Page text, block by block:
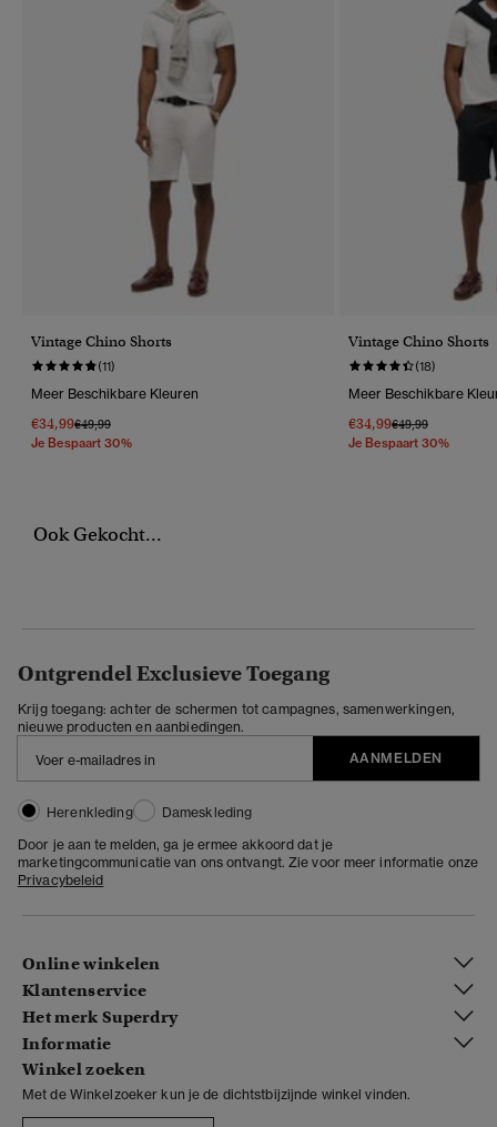
Vintage Chino Shorts
(11)
Meer Beschikbare Kleuren
€34,99Prijs Verlaagd Van
€49,99Naar
Je Bespaart 30%
Vintage Chino Shorts
(18)
Meer Beschikbare
€34,99Prijs Verlaagd Van
€49,99Naar
Je Bespaart 30%
Ook Gekocht...
Ontgrendel Exclusieve Toegang
Krijg toegang: achter de schermen tot campagnes, samenwerkingen,
nieuwe producten en aanbiedingen.
AANMELDEN
Herenkleding
Dameskleding
Door je aan te melden, ga je ermee akkoord dat je
marketingcommunicatie van ons ontvangt. Zie voor meer informatie onze
Privacybeleid
Online winkelen
Klantenservice
Het merk Superdry
Informatie
Winkel zoeken
Met de Winkelzoeker kun je de dichtstbijzijnde winkel vinden.